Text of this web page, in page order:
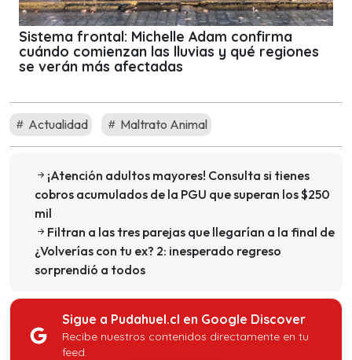
Sistema frontal: Michelle Adam confirma
cuándo comienzan las lluvias y qué regiones
se verán más afectadas
Actualidad Maltrato Animal
¡Atención adultos mayores! Consulta si tienes
cobros acumulados de la PGU que superan los $250
mil
Filtran a las tres parejas que llegarían a la final de
¿Volverías con tu ex? 2: inesperado regreso
sorprendió a todos
Sigue a Pudahuel.cl en Google Discover
Recibe nuestros contenidos directamente en tu
feed.